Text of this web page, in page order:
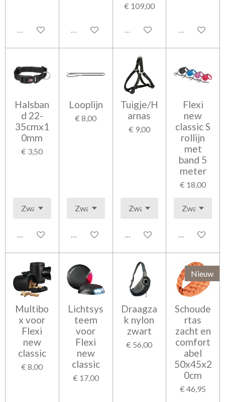
Uitverkocht Uitverkocht
€ 109,00
Uitverkocht Uitverkocht
Halsban
d 22-
35cmx1
0mm
€ 3,50
In winkelwagen
Looplijn
€ 8,00
In winkelwagen
Tuigje/H
arnas
€ 9,00
In winkelwagen
Flexi
new
classic S
rollijn
met
band 5
meter
€ 18,00
In
Multibo
x voor
Flexi
new
classic
€ 8,00
Lichtsys
teem
voor
Flexi
new
classic
€ 17,00
Draagza
k nylon
zwart
€ 56,00
Nieuw
Schoude
rtas
zacht en
comfort
abel
50x45x2
0cm
€ 46,95